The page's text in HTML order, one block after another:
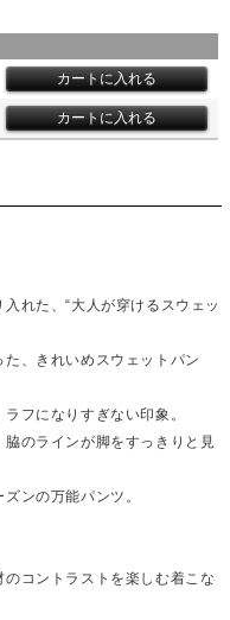
れた、“大人が穿けるスウェッ
、きれいめスウェットパン
フになりすぎない印象。
のラインが脚をすっきりと見
ンの万能パンツ。
コントラストを楽しむ着こな